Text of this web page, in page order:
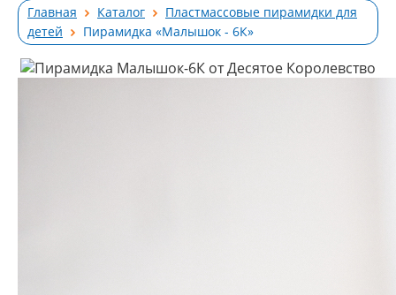
Главная Каталог
Пластмассовые пирамидки для
детей
Пирамидка «Малышок - 6К»